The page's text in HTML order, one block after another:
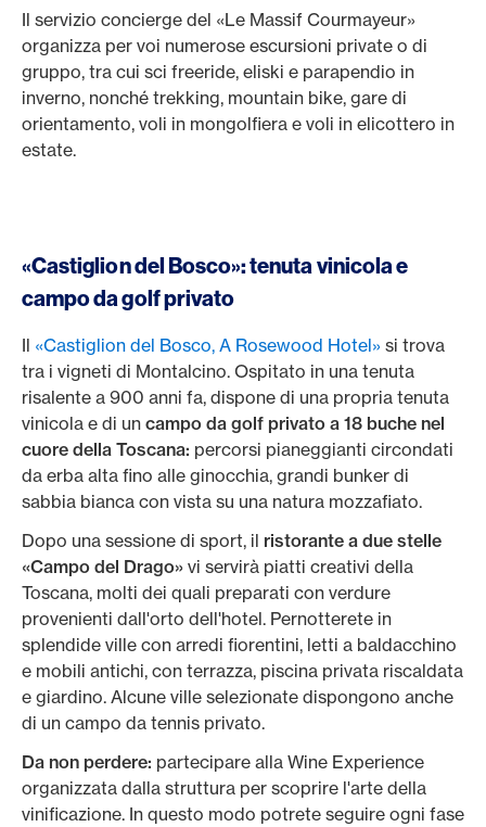
Il servizio concierge del «Le Massif Courmayeur»
organizza per voi numerose escursioni private o di
gruppo, tra cui sci freeride, eliski e parapendio in
inverno, nonché trekking, mountain bike, gare di
orientamento, voli in mongolfiera e voli in elicottero in
estate.
«Castiglion del Bosco»: tenuta vinicola e
campo da golf privato
Il «Castiglion del Bosco, A Rosewood Hotel» si trova
tra i vigneti di Montalcino. Ospitato in una tenuta
risalente a 900 anni fa, dispone di una propria tenuta
vinicola e di un campo da golf privato a 18 buche nel
cuore della Toscana: percorsi pianeggianti circondati
da erba alta fino alle ginocchia, grandi bunker di
sabbia bianca con vista su una natura mozzafiato.
Dopo una sessione di sport, il ristorante a due stelle
«Campo del Drago» vi servirà piatti creativi della
Toscana, molti dei quali preparati con verdure
provenienti dall'orto dell'hotel. Pernotterete in
splendide ville con arredi fiorentini, letti a baldacchino
e mobili antichi, con terrazza, piscina privata riscaldata
e giardino. Alcune ville selezionate dispongono anche
di un campo da tennis privato.
Da non perdere: partecipare alla Wine Experience
organizzata dalla struttura per scoprire l'arte della
vinificazione. In questo modo potrete seguire ogni fase